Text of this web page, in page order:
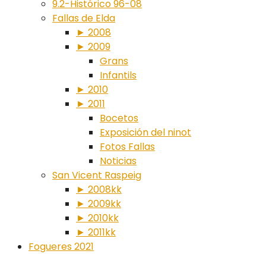
9.2-Histórico 96-08
Fallas de Elda
► 2008
► 2009
Grans
Infantils
► 2010
► 2011
Bocetos
Exposición del ninot
Fotos Fallas
Noticias
San Vicent Raspeig
► 2008kk
► 2009kk
► 2010kk
► 2011kk
Fogueres 2021